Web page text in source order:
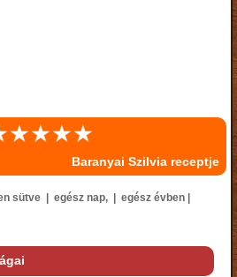
Baranyai Szilvia receptje
sütve | egész nap, | egész évben |